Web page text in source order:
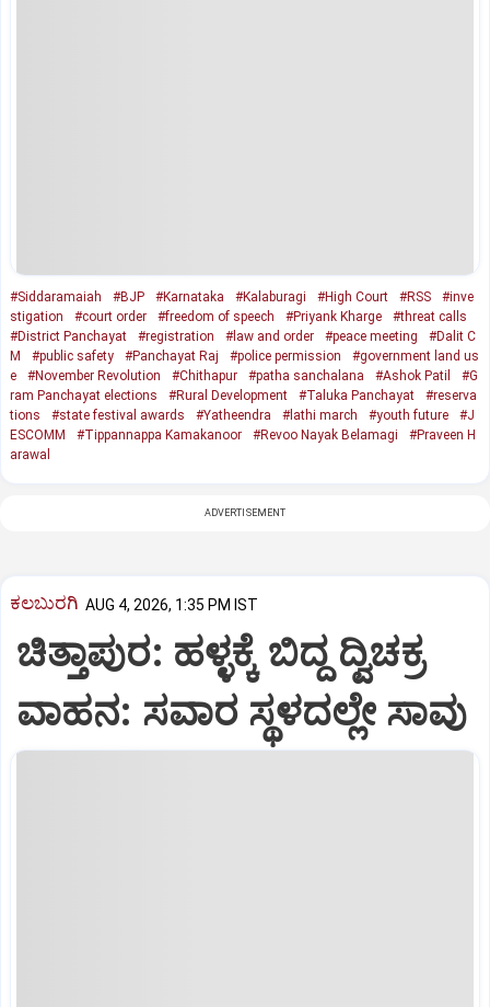
#Siddaramaiah #BJP #Karnataka #Kalaburagi #High Court #RSS
#inve
stigation
#court order #freedom of speech #Priyank Kharge
#threat calls
#District Panchayat
#registration #law and order #peace meeting
#Dalit C
M
#public safety #Panchayat Raj #police permission
#government land us
e
#November Revolution #Chithapur #patha sanchalana #Ashok Patil
#G
ram Panchayat elections
#Rural Development #Taluka Panchayat
#reserva
tions
#state festival awards #Yatheendra #lathi march #youth future
#J
ESCOMM
#Tippannappa Kamakanoor #Revoo Nayak Belamagi
#Praveen H
arawal
ADVERTISEMENT
ಕಲಬುರಗಿ AUG 4, 2026, 1:35 PM IST
ಚಿತ್ತಾಪುರ: ಹಳ್ಳಕ್ಕೆ ಬಿದ್ದ ದ್ವಿಚಕ್ರ
ವಾಹನ: ಸವಾರ ಸ್ಥಳದಲ್ಲೇ ಸಾವು